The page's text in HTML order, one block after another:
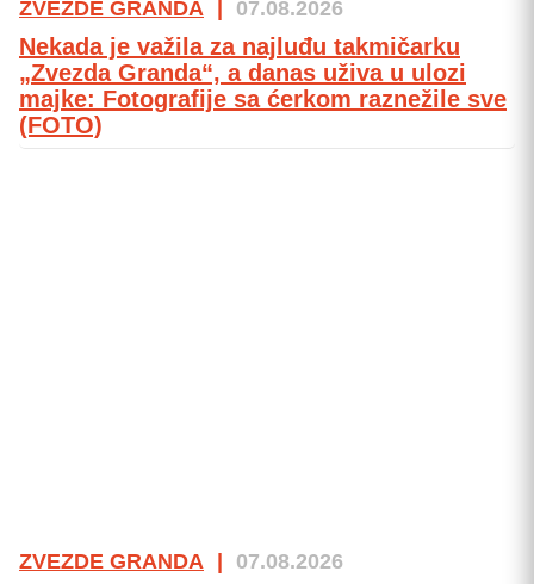
ZVEZDE GRANDA | 07.08.2026
Nekada je važila za najluđu takmičarku
„Zvezda Granda“, a danas uživa u ulozi
majke: Fotografije sa ćerkom raznežile sve
(FOTO)
ZVEZDE GRANDA | 07.08.2026